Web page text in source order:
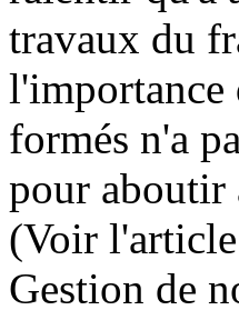
travaux du
l'importance
formés n'a
pour aboutir
(Voir l'article
Gestion de